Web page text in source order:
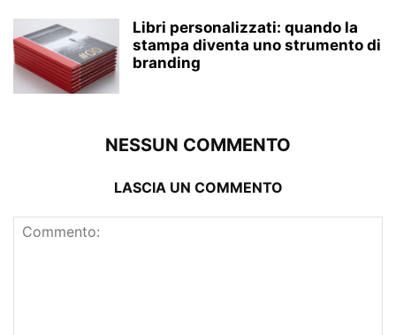
Libri personalizzati: quando la
stampa diventa uno strumento di
branding
NESSUN COMMENTO
LASCIA UN COMMENTO